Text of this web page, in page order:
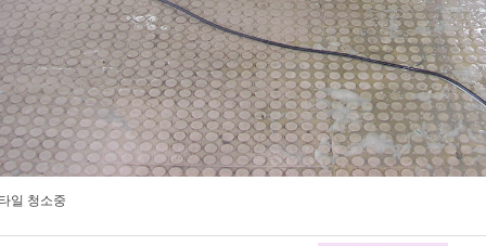
일 청소중